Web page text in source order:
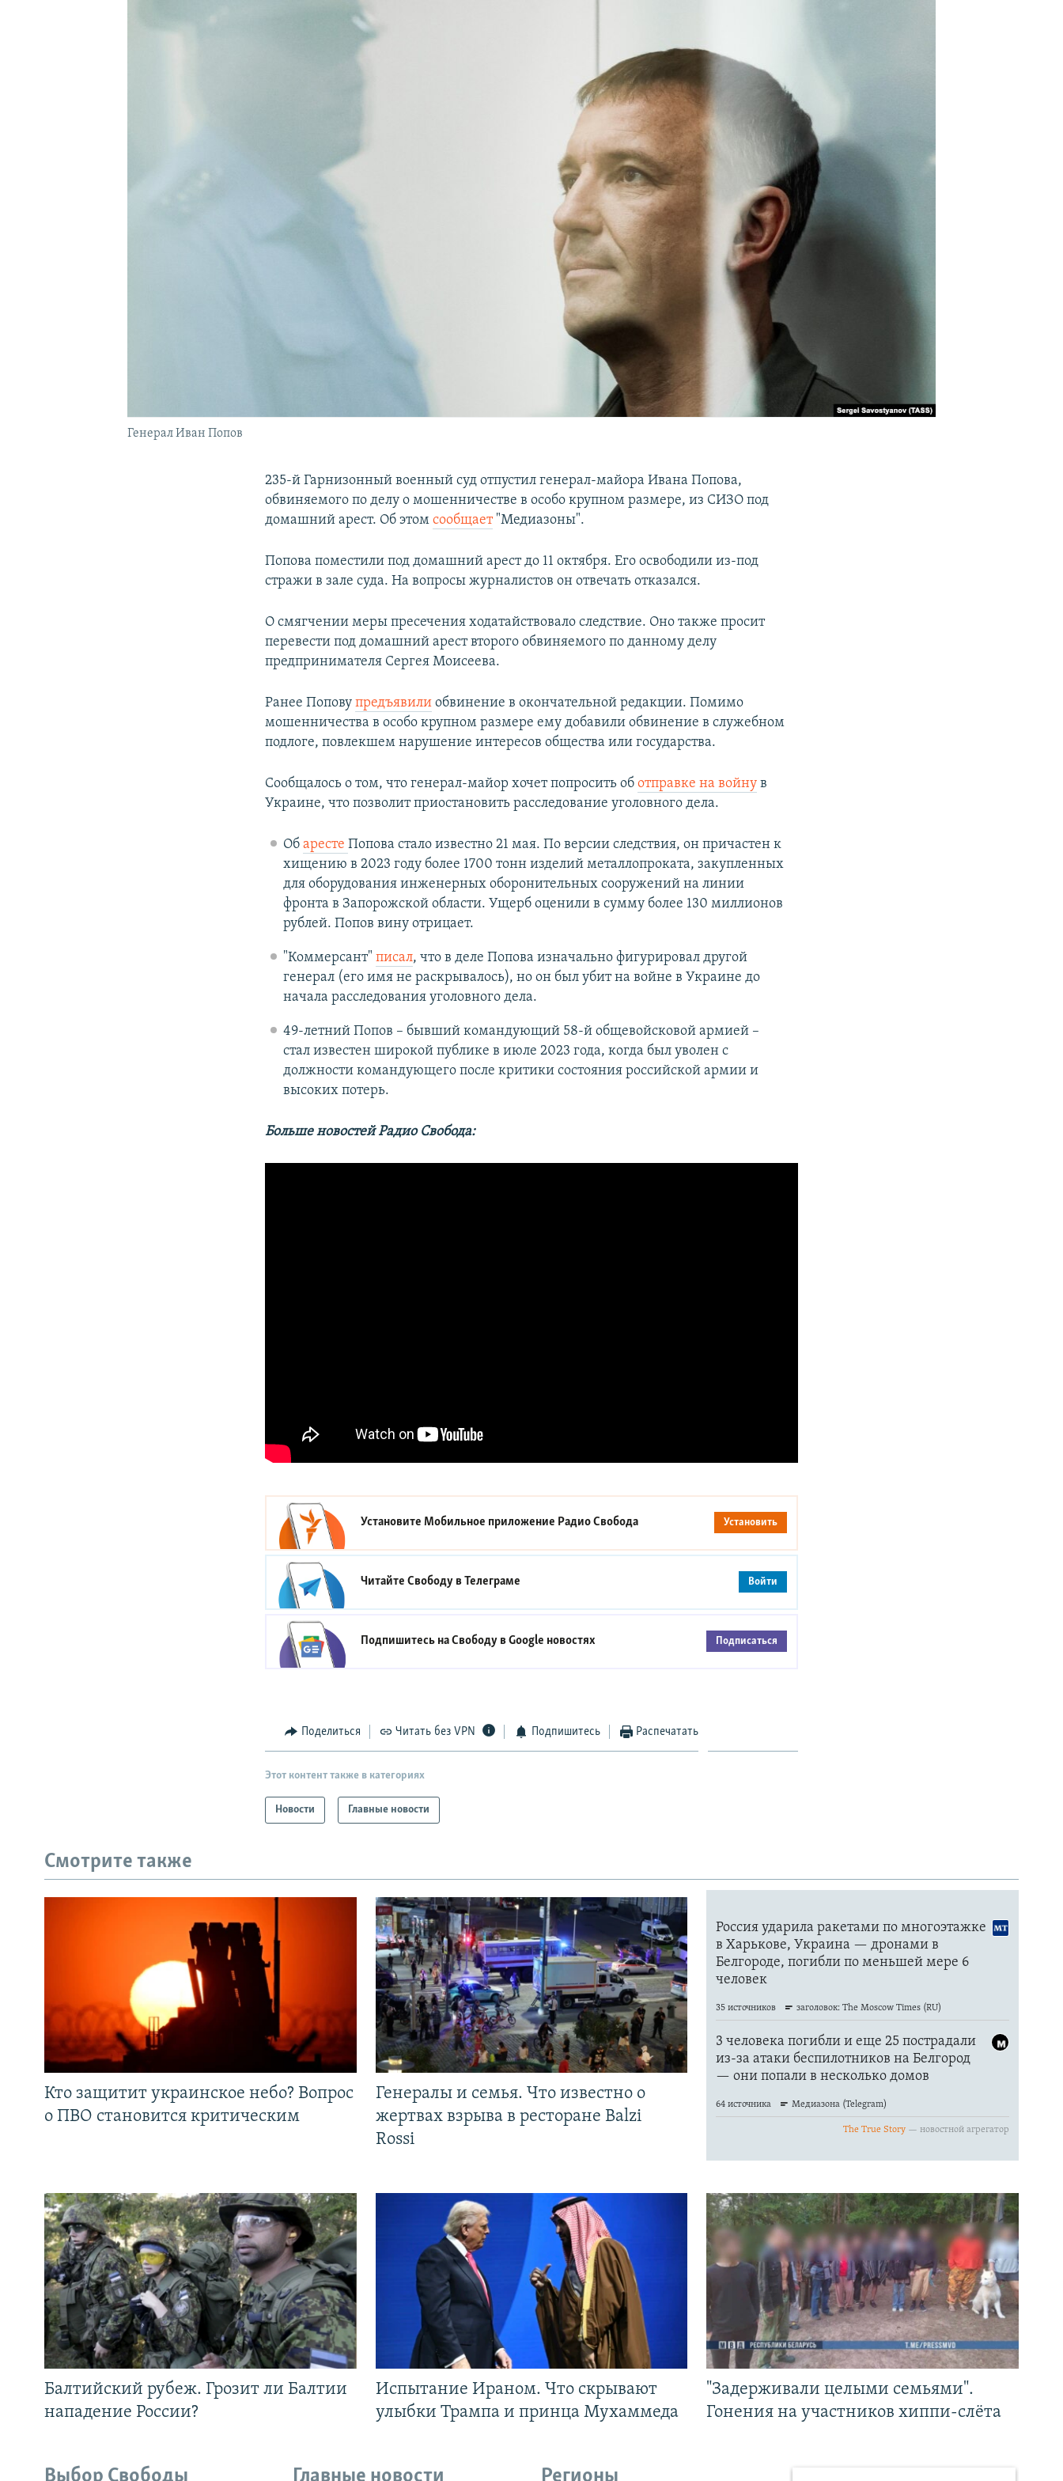
ПОДПИШИТЕСЬ НА РАССЫЛКУ
Генерал Иван Попов
235-й Гарнизонный военный суд отпустил генерал-майора Ивана Попова,
обвиняемого по делу о мошенничестве в особо крупном размере, из СИЗО под
домашний арест. Об этомсообщает"Медиазоны".
Попова поместили под домашний арест до 11 октября. Его освободили из-под
стражи в зале суда. На вопросы журналистов он отвечать отказался.
О смягчении меры пресечения ходатайствовало следствие. Оно также просит
перевести под домашний арест второго обвиняемого по данному делу
предпринимателя Сергея Моисеева.
Ранее Поповупредъявили обвинение в окончательной редакции. Помимо
мошенничества в особо крупном размере ему добавили обвинение в служебном
подлоге, повлекшем нарушение интересов общества или государства.
Сообщалось о том, что генерал-майор хочет попросить оботправке на войну в
Украине, что позволит приостановить расследование уголовного дела.
Об аресте Попова стало известно 21 мая. По версии следствия, он причастен к
хищению в 2023 году более 1700 тонн изделий металлопроката, закупленных
для оборудования инженерных оборонительных сооружений на линии
фронта в Запорожской области. Ущерб оценили в сумму более 130 миллионов
рублей. Попов вину отрицает.
"Коммерсант" писал, что в деле Попова изначально фигурировал другой
генерал (его имя не раскрывалось), но он был убит на войне в Украине до
начала расследования уголовного дела.
49-летний Попов – бывший командующий 58-й общевойсковой армией –
стал известен широкой публике в июле 2023 года, когда был уволен с
должности командующего после критики состояния российской армии и
высоких потерь.
Больше новостей Радио Свобода:
Установите Мобильное приложение Радио Свобода Установить
Читайте Свободу вТелеграме Войти
Подпишитесь на Свободу вGoogle новостях Подписаться
Поделиться Читать без VPN Подпишитесь Распечатать
Этот контент также в категориях
Новости Главные новости
Смотрите также
Кто защитит украинское небо? Вопрос
о ПВО становится критическим
Генералы и семья. Что известно о
жертвах взрыва в ресторане Balzi
Rossi
Балтийский рубеж. Грозит ли Балтии
нападение России?
Испытание Ираном. Что скрывают
улыбки Трампа и принца Мухаммеда
"Задерживали целыми семьями".
Гонения на участников хиппи-слёта
Выбор Свободы Главные новости Регионы